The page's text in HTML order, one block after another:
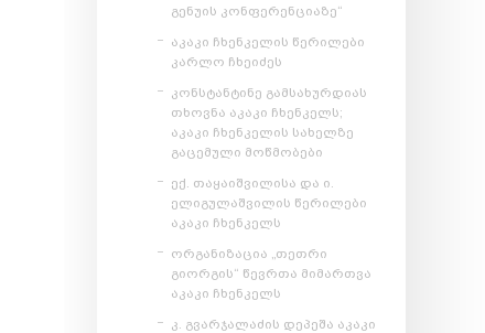
გენუის კონფერენციაზე“
აკაკი ჩხენკელის წერილები
კარლო ჩხეიძეს
კონსტანტინე გამსახურდიას
თხოვნა აკაკი ჩხენკელს;
აკაკი ჩხენკელის სახელზე
გაცემული მოწმობები
ექ. თაყაიშვილისა და ი.
ელიგულაშვილის წერილები
აკაკი ჩხენკელს
ორგანიზაცია „თეთრი
გიორგის“ წევრთა მიმართვა
აკაკი ჩხენკელს
კ. გვარჯალაძის დეპეშა აკაკი